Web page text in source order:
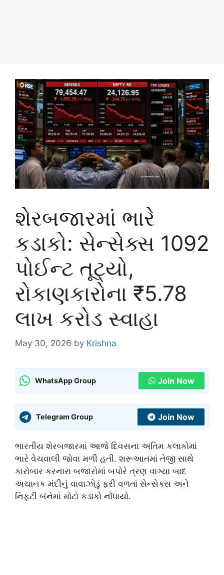
શેરબજારમાં ભારે
કડાકો: સેન્સેક્સ 1092
પોઈન્ટ તૂટ્યો,
રોકાણકારોના ₹5.78
લાખ કરોડ સ્વાહા
May 30, 2026 by Krishna
WhatsApp Group Join Now
Telegram Group Join Now
ભારતીય શેરબજારમાં આજે દિવસના અંતિમ કલાકોમાં
ભારે વેચવાલી જોવા મળી હતી. શરૂઆતમાં તેજી સાથે
કારોબાર કરનારા બજારોમાં બપોરે ત્રણ વાગ્યા બાદ
અચાનક મંદીનું વાવાઝોડું ફરી વળતાં સેન્સેક્સ અને
નિફ્ટી બંનેમાં મોટો કડાકો નોંધાયો.